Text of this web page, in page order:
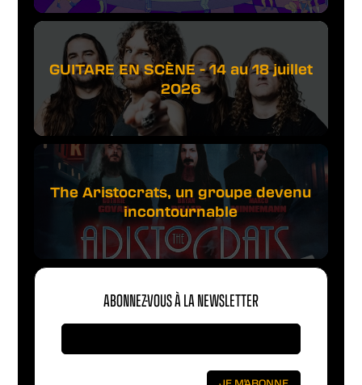
GUITARE EN SCÈNE - 14 au 18 juillet
2026
The Aristocrats, un groupe devenu
incontournable
ABONNEZ-VOUS À LA NEWSLETTER